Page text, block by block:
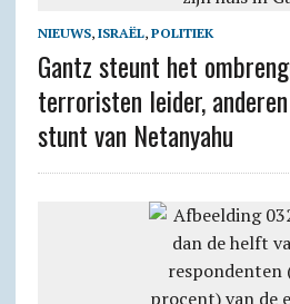
NIEUWS, ISRAËL, POLITIEK
Gantz steunt het
terroristen leider,
stunt van Netanyahu